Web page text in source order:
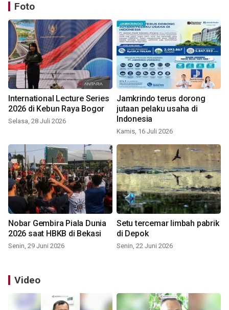
Foto
International Lecture Series
2026 di Kebun Raya Bogor
Selasa, 28 Juli 2026
Jamkrindo terus dorong
jutaan pelaku usaha di
Indonesia
Kamis, 16 Juli 2026
Nobar Gembira Piala Dunia
2026 saat HBKB di Bekasi
Senin, 29 Juni 2026
Setu tercemar limbah pabrik
di Depok
Senin, 22 Juni 2026
Video